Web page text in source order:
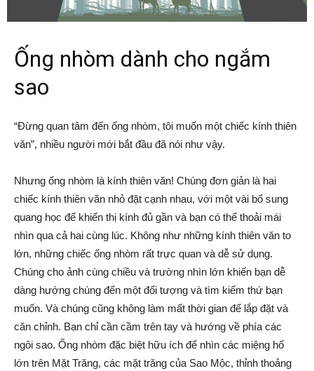
Ống nhòm dành cho ngắm
sao
“Đừng quan tâm đến ống nhòm, tôi muốn một chiếc kính thiên
văn”, nhiều người mới bắt đầu đã nói như vậy.
Nhưng ống nhòm là kính thiên văn! Chúng đơn giản là hai
chiếc kính thiên văn nhỏ đặt cạnh nhau, với một vài bổ sung
quang học để khiến thị kính đủ gần và bạn có thể thoải mái
nhìn qua cả hai cùng lúc. Không như những kính thiên văn to
lớn, những chiếc ống nhòm rất trực quan và dễ sử dụng.
Chúng cho ảnh cùng chiều và trường nhìn lớn khiến bạn dễ
dàng hướng chúng đến một đối tượng và tìm kiếm thứ bạn
muốn. Và chúng cũng không làm mất thời gian để lắp đặt và
căn chỉnh. Bạn chỉ cần cầm trên tay và hướng về phía các
ngôi sao. Ống nhòm đặc biệt hữu ích để nhìn các miệng hố
lớn trên Mặt Trăng, các mặt trăng của Sao Mộc, thỉnh thoảng